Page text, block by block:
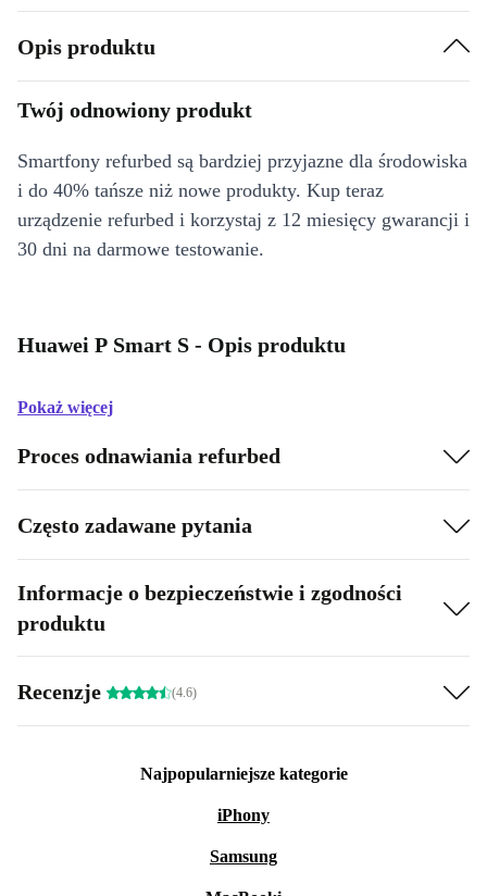
Opis produktu
Twój odnowiony produkt
Smartfony refurbed są bardziej przyjazne dla środowiska
i do 40% tańsze niż nowe produkty. Kup teraz
urządzenie refurbed i korzystaj z 12 miesięcy gwarancji i
30 dni na darmowe testowanie.
Huawei P Smart S - Opis produktu
Pokaż więcej
Proces odnawiania refurbed
Często zadawane pytania
Informacje o bezpieczeństwie i zgodności
produktu
Recenzje (4.6)
Najpopularniejsze kategorie
iPhony
Samsung